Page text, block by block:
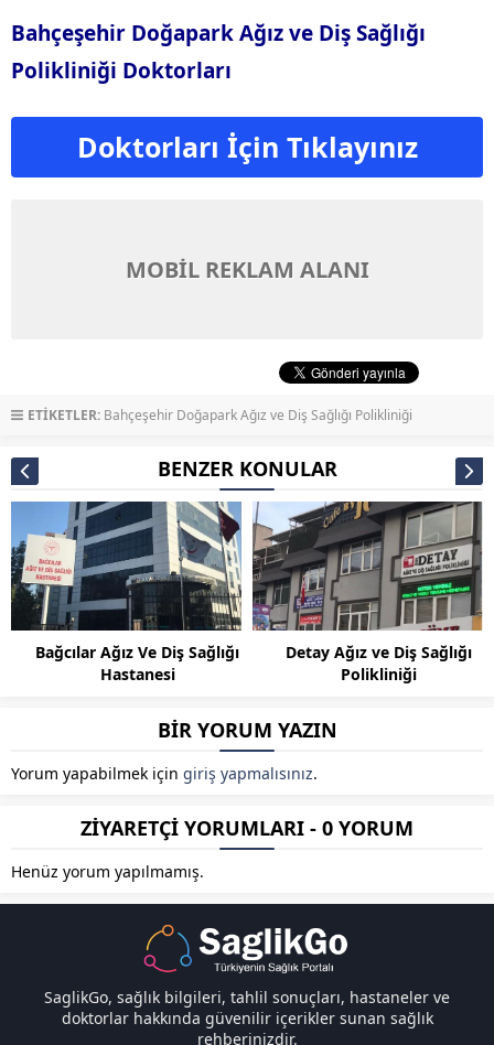
Bahçeşehir Doğapark Ağız ve Diş Sağlığı
Polikliniği Doktorları
Doktorları İçin Tıklayınız
MOBİL REKLAM ALANI
ETİKETLER: Bahçeşehir Doğapark Ağız ve Diş Sağlığı Polikliniği
BENZER KONULAR
Bağcılar Ağız Ve Diş Sağlığı
Hastanesi
Detay Ağız ve Diş Sağlığı
Polikliniği
BİR YORUM YAZIN
Yorum yapabilmek için giriş yapmalısınız.
ZİYARETÇİ YORUMLARI - 0 YORUM
Henüz yorum yapılmamış.
SaglikGo, sağlık bilgileri, tahlil sonuçları, hastaneler ve
doktorlar hakkında güvenilir içerikler sunan sağlık
rehberinizdir.